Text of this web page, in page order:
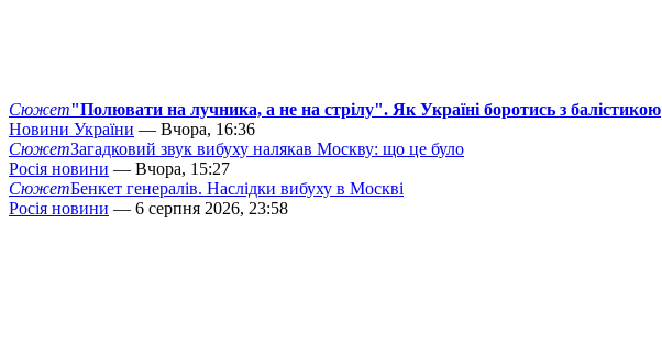
Сюжет"Полювати на лучника, а не на стрілу". Як Україні боротись з балістикою
Новини України — Вчора, 16:36
СюжетЗагадковий звук вибуху налякав Москву: що це було
Росія новини — Вчора, 15:27
СюжетБенкет генералів. Наслідки вибуху в Москві
Росія новини — 6 серпня 2026, 23:58